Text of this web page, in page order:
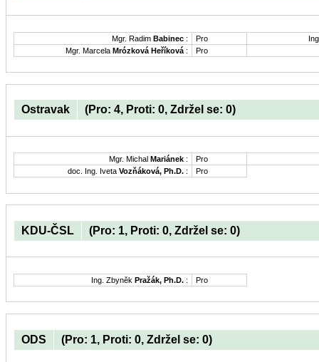
Mgr. Radim Babinec : Pro
Mgr. Marcela Mrózková Heříková : Pro
Ostravak (Pro: 4, Proti: 0, Zdržel se: 0)
Mgr. Michal Mariánek :
Pro
doc. Ing. Iveta Vozňáková, Ph.D. : Pro
KDU-ČSL (Pro: 1, Proti: 0, Zdržel se: 0)
Ing. Zbyněk Pražák, Ph.D. : Pro
ODS (Pro: 1, Proti: 0, Zdržel se: 0)